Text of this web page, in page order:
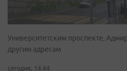
Университетским проспекте,
другим адресам
сегодня, 14:44